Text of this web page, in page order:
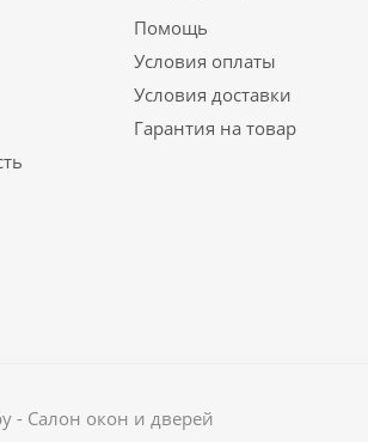
Помощь
Условия оплаты
Условия доставки
Гарантия на товар
- Салон окон и дверей